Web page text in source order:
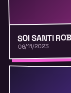
SOI SANTI
06/11/2023